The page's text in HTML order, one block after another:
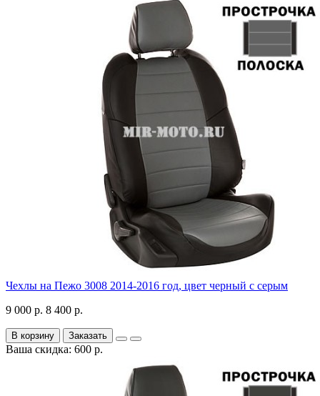
Чехлы на Пежо 3008 2014-2016 год, цвет черный с серым
9 000 р. 8 400 р.
В корзину Заказать
Ваша скидка: 600 р.